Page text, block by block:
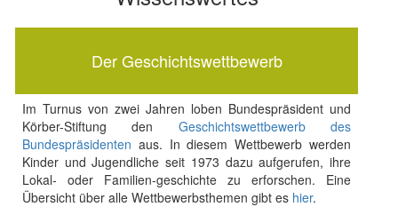
Der Geschichtswettbewerb
Im Turnus von zwei Jahren loben Bundespräsident und
Körber-Stiftung den Geschichtswettbewerb des
Bundespräsidenten aus. In diesem Wettbewerb werden
Kinder und Jugendliche seit 1973 dazu aufgerufen, ihre
Lokal- oder Familien-geschichte zu erforschen. Eine
Übersicht über alle Wettbewerbsthemen gibt es hier.